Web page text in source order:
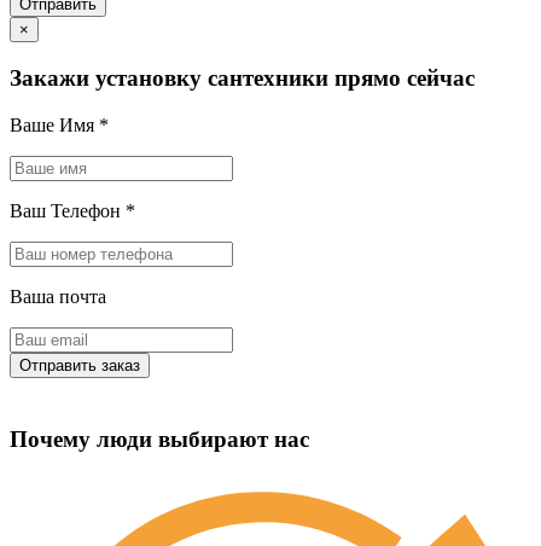
×
Закажи установку сантехники прямо сейчас
Ваше Имя *
Ваш Телефон *
Ваша почта
Почему люди выбирают нас